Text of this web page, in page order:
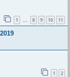
1 ... 8 9 10 11
1 2